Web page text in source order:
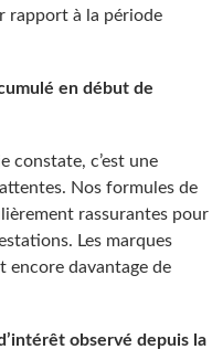
rapport à la période
en début de
constate, c’est une
Nos formules de
rassurantes pour
Les marques
encore davantage de
observé depuis la